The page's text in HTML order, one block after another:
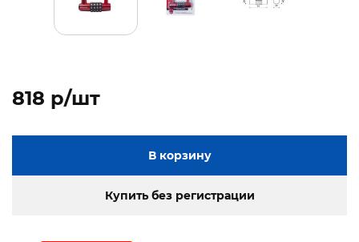
818 p/шт
В корзину
Купить без регистрации